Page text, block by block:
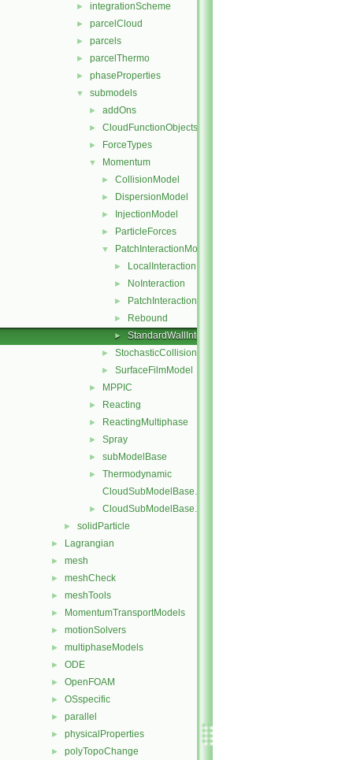
► integrationScheme
► parcelCloud
► parcels
► parcelThermo
► phaseProperties
▼ submodels
► addOns
► CloudFunctionObjects
► ForceTypes
▼ Momentum
► CollisionModel
► DispersionModel
► InjectionModel
► ParticleForces
▼ PatchInteractionModel
► LocalInteraction
► NoInteraction
► PatchInteractionModel
► Rebound
► StandardWallInteraction
► StochasticCollision
► SurfaceFilmModel
► MPPIC
► Reacting
► ReactingMultiphase
► Spray
► subModelBase
►
Thermodynamic
CloudSubModelBase.C
► CloudSubModelBase.H
► solidParticle
► Lagrangian
► mesh
► meshCheck
► meshTools
► MomentumTransportModels
► motionSolvers
► multiphaseModels
► ODE
► OpenFOAM
► OSspecific
► parallel
► physicalProperties
► polyTopoChange